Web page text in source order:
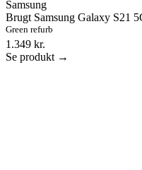
Samsung
Brugt Samsung Galaxy S21
Green refurb
1.349 kr.
Se produkt →